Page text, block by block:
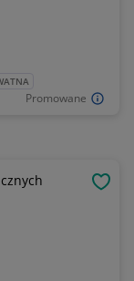
Promowane